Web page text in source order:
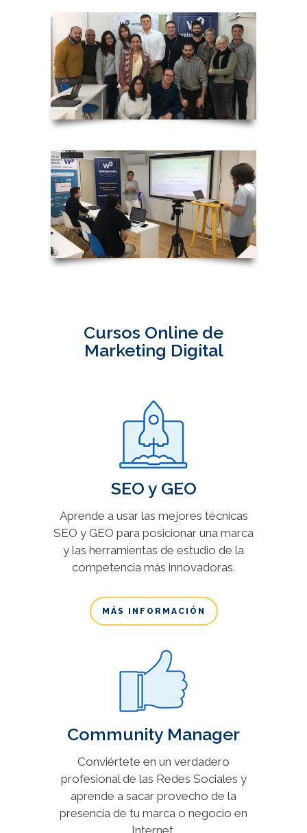
Cursos Online de
Marketing Digital
SEO y GEO
Aprende a usar las mejores técnicas
SEO y GEO para posicionar una marca
y las herramientas de estudio de la
competencia más innovadoras.
MÁS INFORMACIÓN
Community Manager
Conviértete en un verdadero
profesional de las Redes Sociales y
aprende a sacar provecho de la
presencia de tu marca o negocio en
Internet.